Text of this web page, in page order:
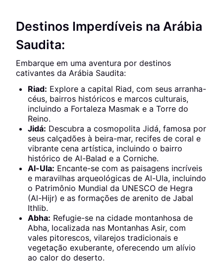
Destinos Imperdíveis na Arábia
Saudita:
Embarque em uma aventura por destinos
cativantes da Arábia Saudita:
Riad: Explore a capital Riad, com seus arranha-
céus, bairros históricos e marcos culturais,
incluindo a Fortaleza Masmak e a Torre do
Reino.
Jidá: Descubra a cosmopolita Jidá, famosa por
seus calçadões à beira-mar, recifes de coral e
vibrante cena artística, incluindo o bairro
histórico de Al-Balad e a Corniche.
Al-Ula: Encante-se com as paisagens incríveis
e maravilhas arqueológicas de Al-Ula, incluindo
o Patrimônio Mundial da UNESCO de Hegra
(Al-Hijr) e as formações de arenito de Jabal
Ithlib.
Abha: Refugie-se na cidade montanhosa de
Abha, localizada nas Montanhas Asir, com
vales pitorescos, vilarejos tradicionais e
vegetação exuberante, oferecendo um alívio
ao calor do deserto.